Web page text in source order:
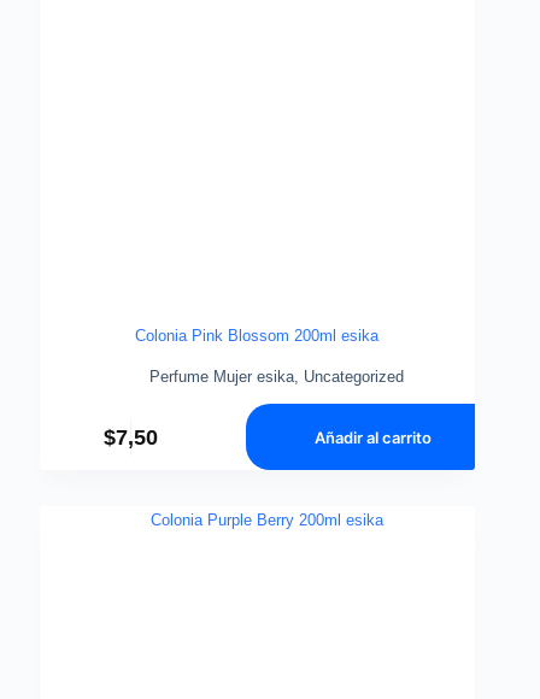
Colonia Pink Blossom 200ml esika
Perfume Mujer esika, Uncategorized
$7,50 Añadir al carrito